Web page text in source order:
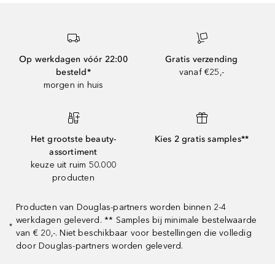
Op werkdagen vóór 22:00
besteld*
morgen in huis
Gratis verzending
vanaf €25,-
Het grootste beauty-
assortiment
keuze uit ruim 50.000
producten
Kies 2 gratis samples**
*
Producten van Douglas-partners worden binnen 2-4
werkdagen geleverd. ** Samples bij minimale bestelwaarde
van € 20,-. Niet beschikbaar voor bestellingen die volledig
door Douglas-partners worden geleverd.